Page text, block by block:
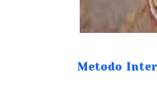
Metodo